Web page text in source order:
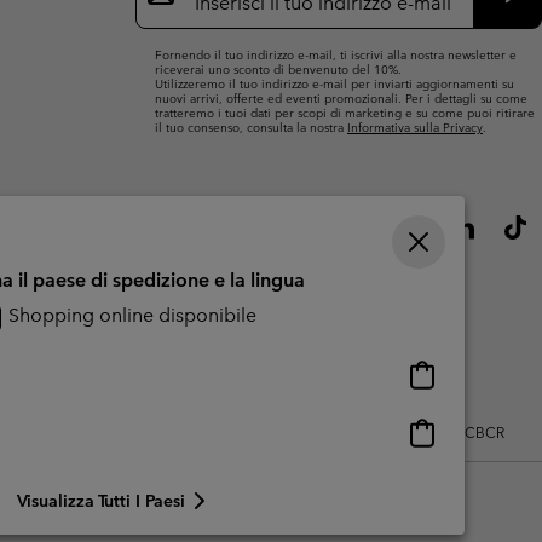
mail
Fornendo il tuo indirizzo e-mail, ti iscrivi alla nostra newsletter e
riceverai uno sconto di benvenuto del 10%.
Utilizzeremo il tuo indirizzo e-mail per inviarti aggiornamenti su
nuovi arrivi, offerte ed eventi promozionali. Per i dettagli su come
tratteremo i tuoi dati per scopi di marketing e su come puoi ritirare
il tuo consenso, consulta la nostra Informativa sulla Privacy.
Public CBCR
il paese di spedizione e la lingua
Shopping online disponibile
Shopping
online
disponibile
Shopping
online
Visualizza Tutti I Paesi